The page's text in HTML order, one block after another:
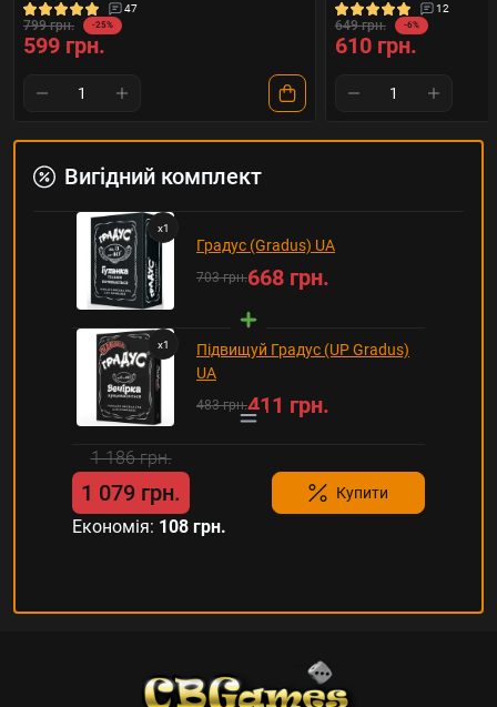
47
799 грн. -25%
599 грн.
12
649 грн. -6%
610 грн.
Вигідний комплект
x1
Градус (Gradus) UA
703 грн.668 грн.
x1
Підвищуй Градус (UP Gradus)
UA
483 грн.411 грн.
1 186 грн.
1 079 грн.
Економія: 108 грн.
Купити